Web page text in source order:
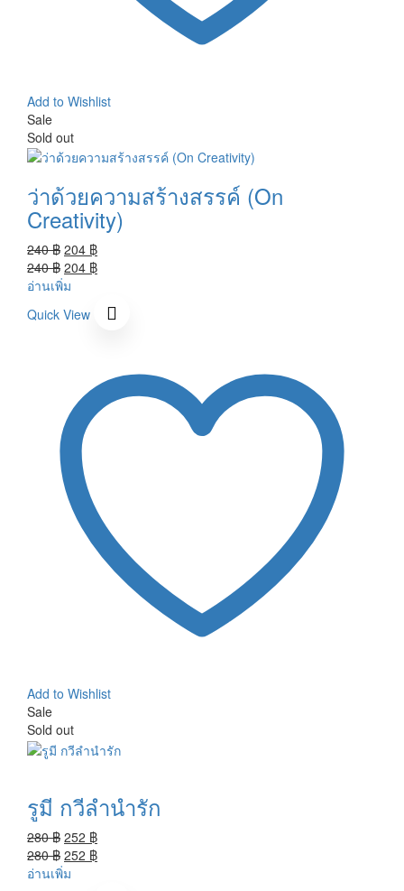
Add to Wishlist
Sale
Sold out
ว่าด้วยความสร้างสรรค์ (On
Creativity)
240฿ Original
price
was:
204 ฿Current
price
204 ฿.
240฿ Original
price
240 ฿.
204 ฿Current
is:
204 ฿.
อ่านเพิ่ม
Quick View
Add to Wishlist
Sale
Sold out
รูมี กวีลำนำรัก
280฿ Original
price
was:
252 ฿Current
price
280฿ Original
price
252 ฿Current
อ่านเพิ่ม